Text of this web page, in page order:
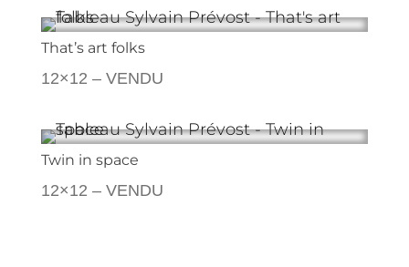
That’s art folks
12×12 – VENDU
Twin in space
12×12 – VENDU